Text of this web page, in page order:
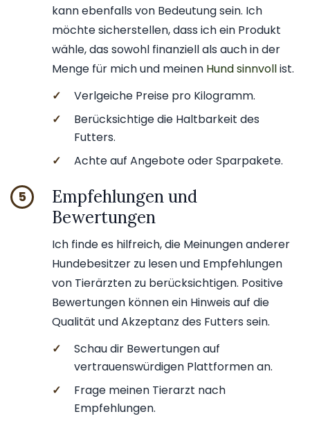
kann ebenfalls von Bedeutung sein. Ich
möchte sicherstellen, dass ich ein Produkt
wähle, das sowohl finanziell als auch in der
Menge für mich und meinen Hund sinnvollist.
✓
Verlgeiche Preise pro Kilogramm.
✓
Berücksichtige die Haltbarkeit des
Futters.
✓
Achte auf Angebote oder Sparpakete.
5
Empfehlungen und
Bewertungen
Ich finde es hilfreich, die Meinungen anderer
Hundebesitzer zu lesen und Empfehlungen
von Tierärzten zu berücksichtigen. Positive
Bewertungen können ein Hinweis auf die
Qualität und Akzeptanz des Futters sein.
✓
Schau dir Bewertungen auf
vertrauenswürdigen Plattformen an.
✓
Frage meinen Tierarzt nach
Empfehlungen.